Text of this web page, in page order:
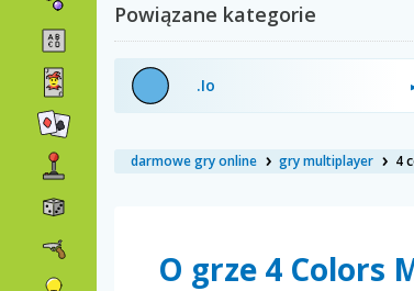
Powiązane kategorie
.Io
darmowe gry online gry multiplayer 4
O grze 4 Colors